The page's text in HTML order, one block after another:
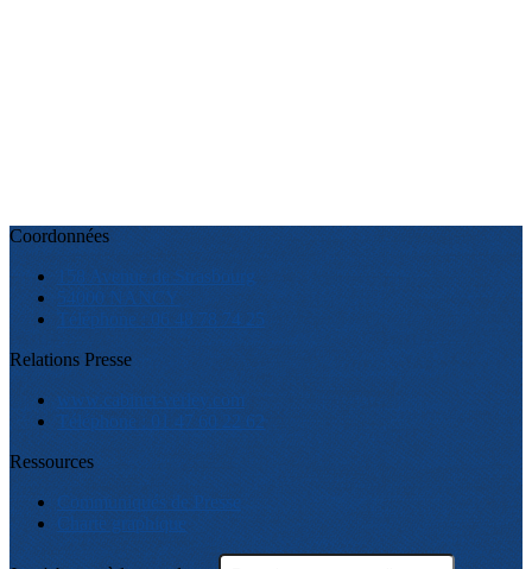
Coordonnées
158 Avenue de Strasbourg
54000 NANCY
Téléphone : 06 48 78 74 25
Relations Presse
www.cabinet-verley.com
Téléphone : 01 47 60 22 62
Ressources
Communiqués de Presse
Charte graphique